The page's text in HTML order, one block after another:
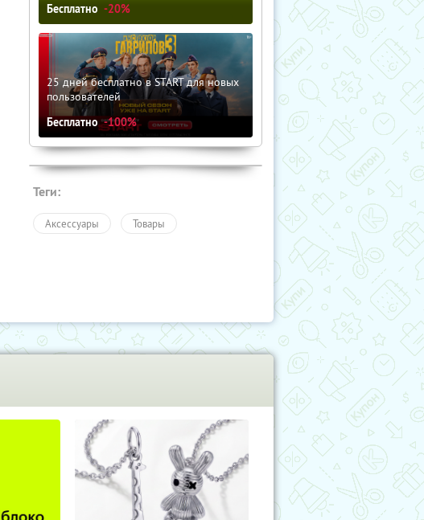
Бесплатно -20%
25 дней бесплатно в START для новых
пользователей
Бесплатно -100%
Теги:
Аксессуары Товары